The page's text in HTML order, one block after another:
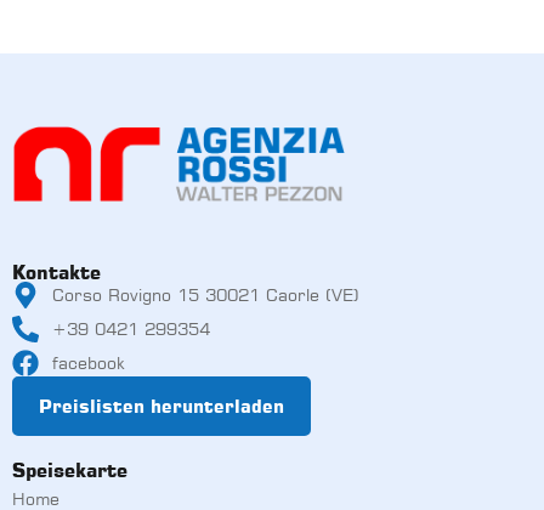
Kontakte
Corso Rovigno 15 30021 Caorle (VE)
+39 0421 299354
facebook
Preislisten herunterladen
Speisekarte
Home